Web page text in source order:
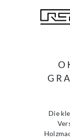
Die